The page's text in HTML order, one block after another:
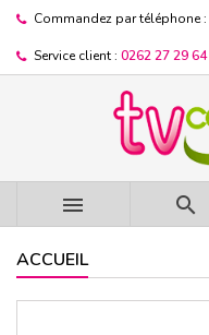
Commandez par téléphone :
Service client : 0262 27 29 64
 
ACCUEIL